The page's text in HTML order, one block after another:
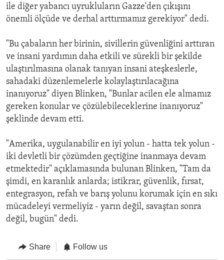
ile diğer yabancı uyrukluların Gazze'den çıkışını
önemli ölçüde ve derhal arttırmamız gerekiyor" dedi.
"Bu çabaların her birinin, sivillerin güvenliğini arttıran
ve insani yardımın daha etkili ve sürekli bir şekilde
ulaştırılmasına olanak tanıyan insani ateşkeslerle,
sahadaki düzenlemelerle kolaylaştırılacağına
inanıyoruz" diyen Blinken, "Bunlar acilen ele almamız
gereken konular ve çözülebileceklerine inanıyoruz"
şeklinde devam etti.
"Amerika, uygulanabilir en iyi yolun - hatta tek yolun -
iki devletli bir çözümden geçtiğine inanmaya devam
etmektedir" açıklamasında bulunan Blinken, "Tam da
şimdi, en karanlık anlarda; istikrar, güvenlik, fırsat,
entegrasyon, refah ve barış yolunu korumak için en sıkı
mücadeleyi vermeliyiz - yarın değil, savaştan sonra
değil, bugün" dedi.
Share Follow us